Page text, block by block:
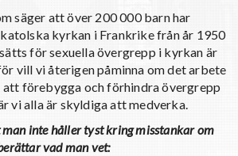
säger att över 200 000 barn har
kyrkan i Frankrike från år 1950
för sexuella övergrepp i kyrkan är
vill vi återigen påminna om det arbete
förebygga och förhindra övergrepp
vi alla är skyldiga att medverka.
inte håller tyst kring misstankar om
vad man vet: